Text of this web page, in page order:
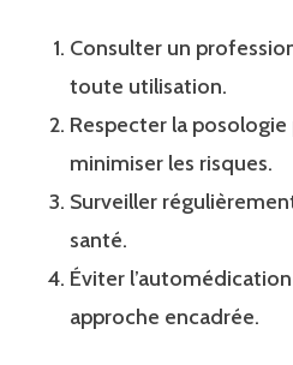
Consulter un
toute utilisation.
Respecter la
minimiser les risques.
Surveiller
santé.
Éviter
approche encadrée.